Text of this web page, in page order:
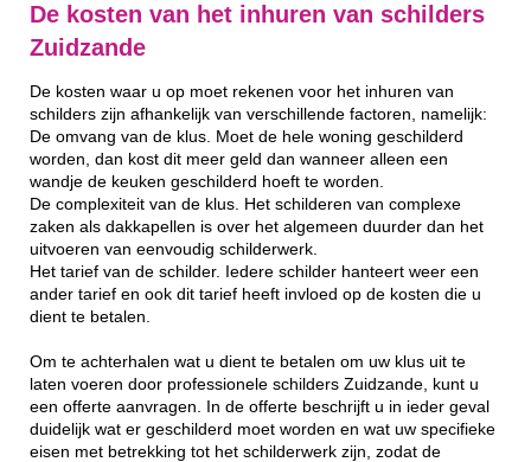
De kosten van het inhuren van schilders
Zuidzande
De kosten waar u op moet rekenen voor het inhuren van
schilders zijn afhankelijk van verschillende factoren, namelijk:
De omvang van de klus. Moet de hele woning geschilderd
worden, dan kost dit meer geld dan wanneer alleen een
wandje de keuken geschilderd hoeft te worden.
De complexiteit van de klus. Het schilderen van complexe
zaken als dakkapellen is over het algemeen duurder dan het
uitvoeren van eenvoudig schilderwerk.
Het tarief van de schilder. Iedere schilder hanteert weer een
ander tarief en ook dit tarief heeft invloed op de kosten die u
dient te betalen.
Om te achterhalen wat u dient te betalen om uw klus uit te
laten voeren door professionele schilders Zuidzande, kunt u
een offerte aanvragen. In de offerte beschrijft u in ieder geval
duidelijk wat er geschilderd moet worden en wat uw specifieke
eisen met betrekking tot het schilderwerk zijn, zodat de